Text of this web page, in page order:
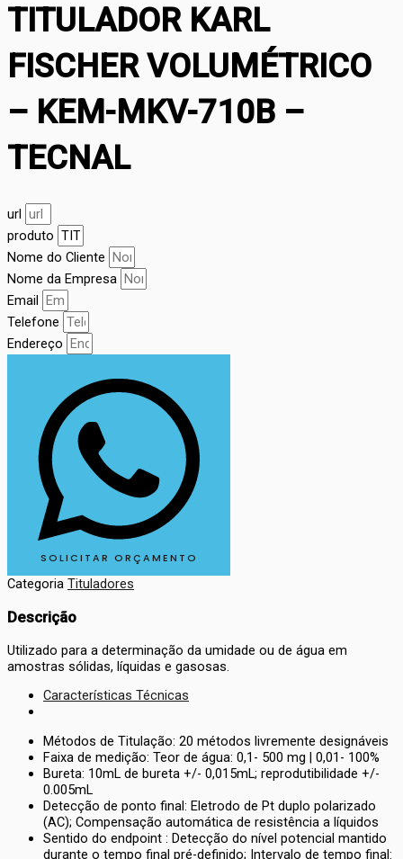
TITULADOR KARL
FISCHER VOLUMÉTRICO
– KEM-MKV-710B –
TECNAL
url
produto
Nome do Cliente
Nome da Empresa
Email
Telefone
Endereço
SOLICITAR ORÇAMENTO
Categoria Tituladores
Descrição
Utilizado para a determinação da umidade ou de água em
amostras sólidas, líquidas e gasosas.
Características Técnicas
Métodos de Titulação: 20 métodos livremente designáveis
Faixa de medição: Teor de água: 0,1- 500 mg | 0,01- 100%
Bureta: 10mL de bureta +/- 0,015mL; reprodutibilidade +/-
0.005mL
Detecção de ponto final: Eletrodo de Pt duplo polarizado
(AC); Compensação automática de resistência a líquidos
Sentido do endpoint : Detecção do nível potencial mantido
durante o tempo final pré-definido; Intervalo de tempo final: